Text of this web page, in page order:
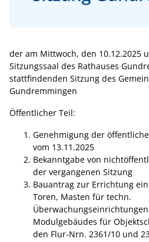
der am Mittwoch, den 10.12.2025
Sitzungssaal des Rathauses
stattfindenden Sitzung des
Gundremmingen
Öffentlicher Teil:
Genehmigung der
vom 13.11.2025
Bekanntgabe von
der vergangenen Sitzung
Bauantrag zur Errichtung
Toren, Masten für techn.
Modulgebäudes für
den Flur-Nrn. 2361/10 und